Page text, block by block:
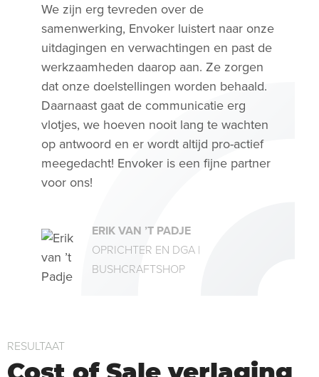
We zijn erg tevreden over de
samenwerking, Envoker luistert naar onze
uitdagingen en verwachtingen en past de
werkzaamheden daarop aan. Ze zorgen
dat onze doelstellingen worden behaald.
Daarnaast gaat de communicatie erg
vlotjes, we hoeven nooit lang te wachten
op antwoord en er wordt altijd pro-actief
meegedacht! Envoker is een fijne partner
voor ons!
ERIK VAN ’T PADJE
OPRICHTER EN DGA |
BUSHCRAFTSHOP
RESULTAAT